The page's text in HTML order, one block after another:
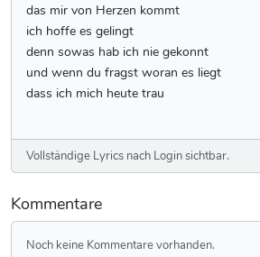
das mir von Herzen kommt
ich hoffe es gelingt
denn sowas hab ich nie gekonnt
und wenn du fragst woran es liegt
dass ich mich heute trau
Vollständige Lyrics nach Login sichtbar.
Kommentare
Noch keine Kommentare vorhanden.